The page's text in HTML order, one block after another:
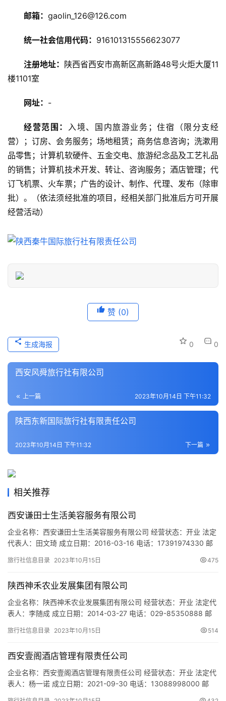
热
门
景
点
游
信
历
导
游
之
本
地
活
旅
游
市
登录 注册
邮箱： gaolin_126@126.com
统一社会信用代码： 916101315556623077
注册地址： 陕西省西安市高新区高新路48号火炬大厦11
楼1101室
网址： -
经营范围： 入境、国内旅游业务；住宿（限分支经
营）；订房、会务服务；场地租赁；商务信息咨询；洗漱用
品零售；计算机软硬件、五金交电、旅游纪念品及工艺礼品
的销售；计算机技术开发、转让、咨询服务；酒店管理；代
订飞机票、火车票；广告的设计、制作、代理、发布（除审
批）。（依法须经批准的项目，经相关部门批准后方可开展
经营活动）
赞 (0)
0 0
生成海报
西安风舜旅行社有限公司
上一篇 2023年10月14日 下午11:32
陕西东新国际旅行社有限责任公司
下一篇
2023年10月14日 下午11:32
相关推荐
西安谦田士生活美容服务有限公司
企业名称：西安谦田士生活美容服务有限公司 经营状态：开业 法定
代表人：田文琦 成立日期：2016-03-16 电话：17391974330 邮
91610113MA6TXNBP14 注册地址：陕西省西安市雁塔区电子一路
会经济咨询服务；企…
旅行社信息目录 2023年10月15日 475
陕西神禾农业发展集团有限公司
企业名称：陕西神禾农业发展集团有限公司 经营状态：开业 法定代
表人：李随成 成立日期：2014-03-27 电话：029-85350888 邮
91610116095565361N 注册地址：陕西省西安市长安区王曲街办
售（专项许可除外）；农业…
旅行社信息目录 2023年10月15日 514
西安壹阁酒店管理有限责任公司
企业名称：西安壹阁酒店管理有限责任公司 经营状态：开业 法定代
表人：杨一诺 成立日期：2021-09-30 电话：13088998000 邮